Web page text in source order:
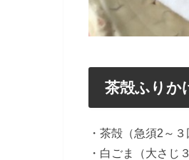
茶殻ふりか
・茶殻（急須2～３
・白ごま（大さじ